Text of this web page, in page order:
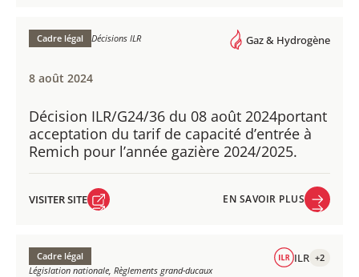
Cadre légal Décisions ILR Gaz & Hydrogène
8 août 2024
Décision ILR/G24/36 du 08 août 2024 ​portant
acceptation du tarif de capacité d’entrée à
Remich pour l’année gazière 2024/2025.
VISITER SITE
EN SAVOIR PLUS
Cadre légal
Législation nationale, Règlements grand-ducaux
ILR +2